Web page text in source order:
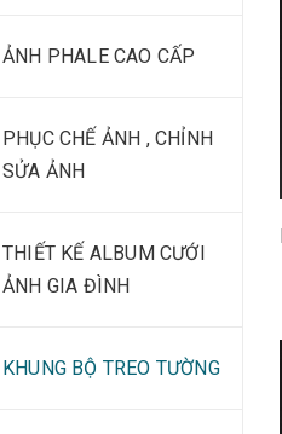
ẢNH PHALE CAO CẤP
PHỤC CHẾ ẢNH , CHỈNH
SỬA ẢNH
THIẾT KẾ ALBUM CƯỚI
ẢNH GIA ĐÌNH
KHUNG BỘ TREO TƯỜNG